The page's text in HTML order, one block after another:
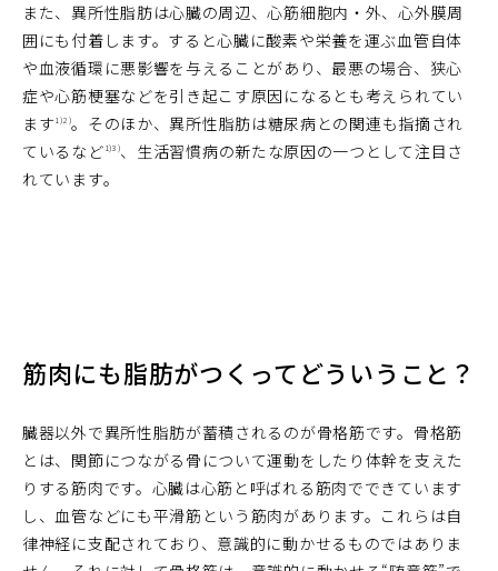
また、異所性脂肪は心臓の周辺、心筋細胞内・外、心外膜周
囲にも付着します。すると心臓に酸素や栄養を運ぶ血管自体
や血液循環に悪影響を与えることがあり、最悪の場合、狭心
症や心筋梗塞などを引き起こす原因になるとも考えられてい
ます1)2)。そのほか、異所性脂肪は糖尿病との関連も指摘され
ているなど 1)3)、生活習慣病の新たな原因の一つとして注目さ
れています。
筋肉にも脂肪がつくってどういうこと？
臓器以外で異所性脂肪が蓄積されるのが骨格筋です。骨格筋
とは、関節につながる骨について運動をしたり体幹を支えた
りする筋肉です。心臓は心筋と呼ばれる筋肉でできています
し、血管などにも平滑筋という筋肉があります。これらは自
律神経に支配されており、意識的に動かせるものではありま